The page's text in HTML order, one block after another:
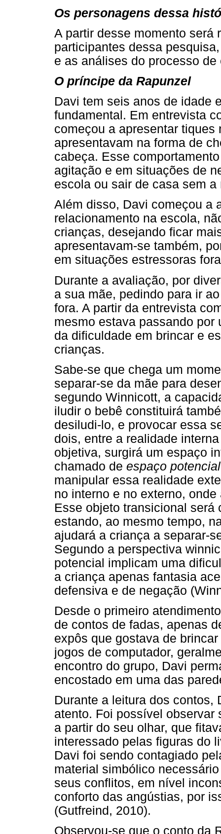
Os personagens dessa
A partir desse momento será
participantes dessa
e as análises do processo de
O príncipe da Rapunzel
Davi tem seis anos de idade
fundamental. Em entrevista
começou a apresentar
apresentavam na forma de
cabeça. Esse
agitação e em situações de
escola ou sair de casa sem a
Além disso, Davi começou a
relacionamento na escola,
crianças, desejando ficar
apresentavam-se também,
em situações estressoras
Durante a avaliação, por
a sua mãe, pedindo para ir
fora. A partir da entrevista
mesmo estava passando por
da dificuldade em brincar e
crianças.
Sabe-se que chega um
separar-se da mãe para
segundo Winnicott, a
iludir o bebê constituirá
desiludi-lo, e provocar essa
dois, entre a realidade
objetiva, surgirá um espaço
chamado de espaço potencial
manipular essa realidade
no interno e no externo,
Esse objeto transicional será
estando, ao mesmo tempo,
ajudará a criança a separar-
Segundo a perspectiva
potencial implicam uma
a criança apenas fantasia
defensiva e de negação
Desde o primeiro
de contos de fadas, apenas
expôs que gostava de
jogos de computador,
encontro do grupo, Davi
encostado em uma das
Durante a leitura dos contos,
atento. Foi possível observar
a partir do seu olhar, que
interessado pelas figuras do
Davi foi sendo contagiado
material simbólico
seus conflitos, em nível
conforto das angústias, por
(Gutfreind, 2010).
Observou-se que o conto da